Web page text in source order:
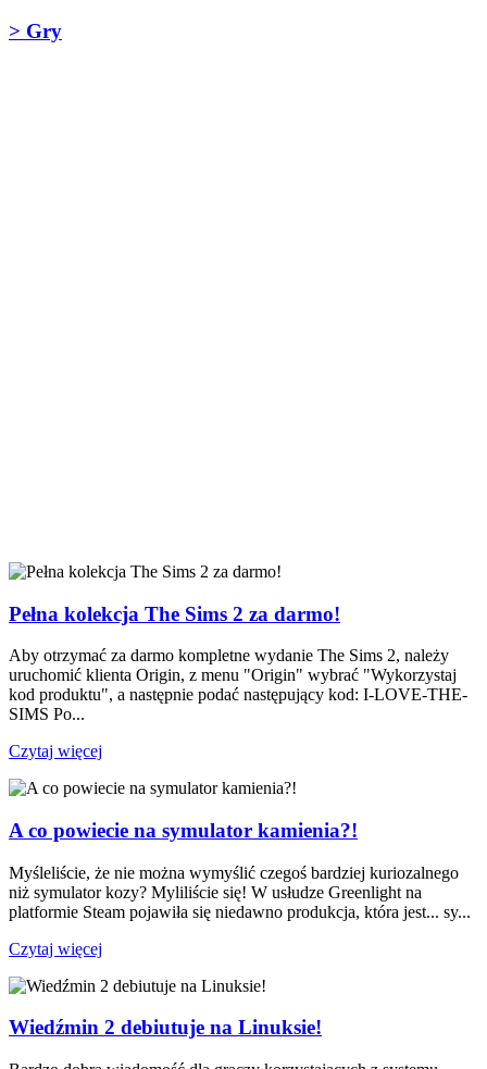
> Gry
Pełna kolekcja The Sims 2 za darmo!
Aby otrzymać za darmo kompletne wydanie The Sims 2, należy
uruchomić klienta Origin, z menu "Origin" wybrać "Wykorzystaj
kod produktu", a następnie podać następujący kod: I-LOVE-THE-
SIMS Po...
Czytaj więcej
A co powiecie na symulator kamienia?!
Myśleliście, że nie można wymyślić czegoś bardziej kuriozalnego
niż symulator kozy? Myliliście się! W usłudze Greenlight na
platformie Steam pojawiła się niedawno produkcja, która jest... sy...
Czytaj więcej
Wiedźmin 2 debiutuje na Linuksie!